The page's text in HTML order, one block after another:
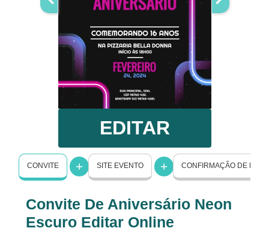
EDITAR
CONVITE SITE EVENTO CONFIRMAÇÃO DE
Convite De Aniversário Neon
Escuro Editar Online